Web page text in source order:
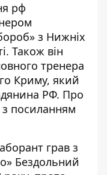
рф
з Нижніх
Також він
тренера
Криму, який
РФ. Про
посиланням
грав з
Бездольний